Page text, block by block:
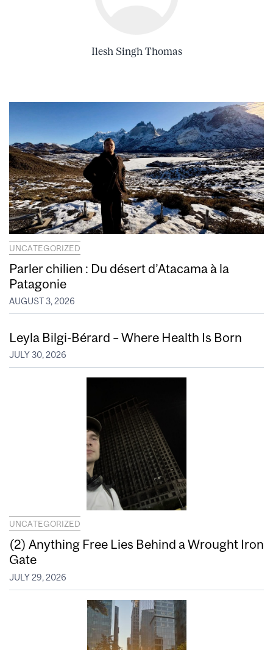
Ilesh Singh Thomas
UNCATEGORIZED
Parler chilien : Du désert d’Atacama à la
Patagonie
AUGUST 3, 2026
Leyla Bilgi-Bérard – Where Health Is Born
JULY 30, 2026
UNCATEGORIZED
(2) Anything Free Lies Behind a Wrought Iron
Gate
JULY 29, 2026